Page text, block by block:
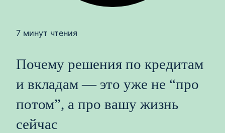
7 минут чтения
Почему решения по кредитам
и вкладам — это уже не “про
потом”, а про вашу жизнь
сейчас